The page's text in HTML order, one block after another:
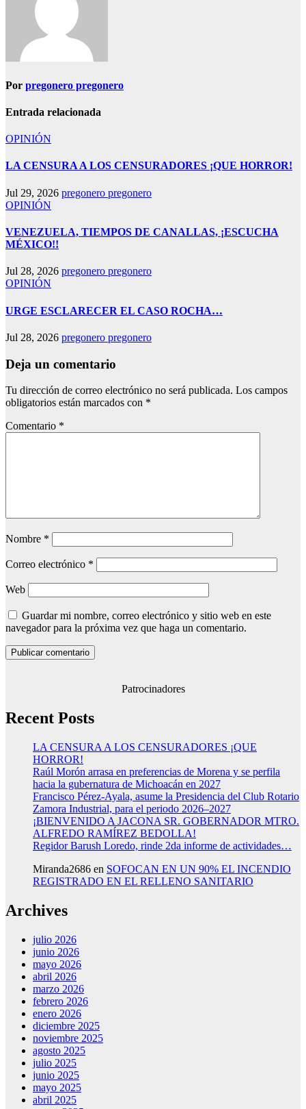
Por pregonero pregonero
Entrada relacionada
OPINIÓN
LA CENSURA A LOS CENSURADORES ¡QUE HORROR!
Jul 29, 2026 pregonero pregonero
OPINIÓN
VENEZUELA, TIEMPOS DE CANALLAS, ¡ESCUCHA
MÉXICO!!
Jul 28, 2026 pregonero pregonero
OPINIÓN
URGE ESCLARECER EL CASO ROCHA…
Jul 28, 2026 pregonero pregonero
Deja un comentario
Tu dirección de correo electrónico no será publicada. Los campos
obligatorios están marcados con *
Comentario *
Nombre *
Correo electrónico *
Web
Guardar mi nombre, correo electrónico y sitio web en este
navegador para la próxima vez que haga un comentario.
Patrocinadores
Recent Posts
LA CENSURA A LOS CENSURADORES ¡QUE
HORROR!
Raúl Morón arrasa en preferencias de Morena y se perfila
hacia la gubernatura de Michoacán en 2027
Francisco Pérez-Ayala, asume la Presidencia del Club Rotario
Zamora Industrial, para el periodo 2026–2027
¡BIENVENIDO A JACONA SR. GOBERNADOR MTRO.
ALFREDO RAMÍREZ BEDOLLA!
Regidor Barush Loredo, rinde 2da informe de actividades…
Miranda2686 en SOFOCAN EN UN 90% EL INCENDIO
REGISTRADO EN EL RELLENO SANITARIO
Archives
julio 2026
junio 2026
mayo 2026
abril 2026
marzo 2026
febrero 2026
enero 2026
diciembre 2025
noviembre 2025
agosto 2025
julio 2025
junio 2025
mayo 2025
abril 2025